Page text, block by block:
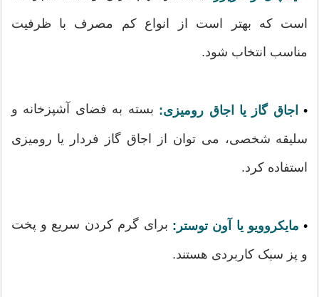
است که بهتر است از انواع کم مصرف با ظرفیت
مناسب انتخاب شود.
• اجاق گاز یا اجاق رومیزی: بسته به فضای آشپزخانه و
سلیقه شخصی، می توان از اجاق گاز فردار یا رومیزی
استفاده کرد.
• مایکروویو یا آون توستر: برای گرم کردن سریع و پخت
و پز سبک کاربردی هستند.